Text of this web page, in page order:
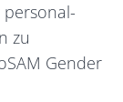
zu
Gender